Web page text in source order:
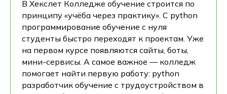
В Хекслет Колледже обучение строится по
принципу «учёба через практику». С python
программирование обучение с нуля
студенты быстро переходят к проектам. Уже
на первом курсе появляются сайты, боты,
мини-сервисы. А самое важное — колледж
помогает найти первую работу: python
разработчик обучение с трудоустройством в